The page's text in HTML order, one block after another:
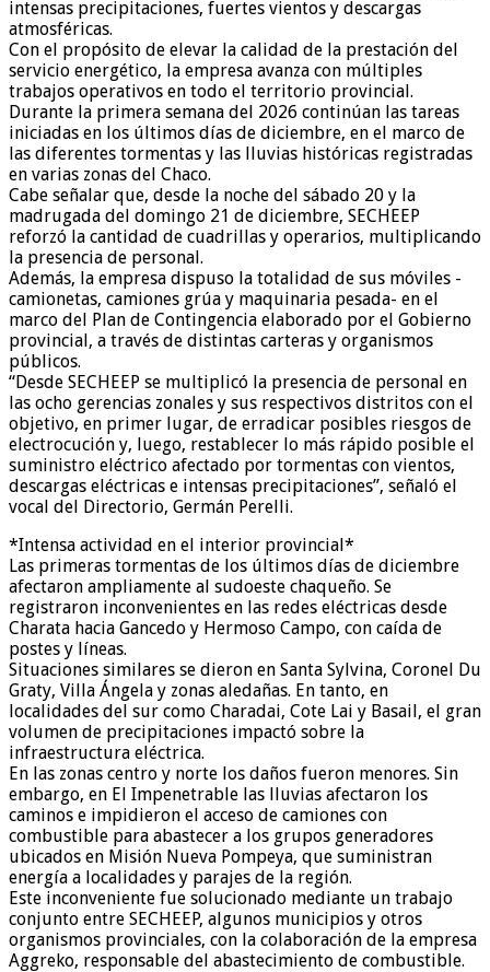
intensas precipitaciones, fuertes vientos y descargas
atmosféricas.
Con el propósito de elevar la calidad de la prestación del
servicio energético, la empresa avanza con múltiples
trabajos operativos en todo el territorio provincial.
Durante la primera semana del 2026 continúan las tareas
iniciadas en los últimos días de diciembre, en el marco de
las diferentes tormentas y las lluvias históricas registradas
en varias zonas del Chaco.
Cabe señalar que, desde la noche del sábado 20 y la
madrugada del domingo 21 de diciembre, SECHEEP
reforzó la cantidad de cuadrillas y operarios, multiplicando
la presencia de personal.
Además, la empresa dispuso la totalidad de sus móviles -
camionetas, camiones grúa y maquinaria pesada- en el
marco del Plan de Contingencia elaborado por el Gobierno
provincial, a través de distintas carteras y organismos
públicos.
“Desde SECHEEP se multiplicó la presencia de personal en
las ocho gerencias zonales y sus respectivos distritos con el
objetivo, en primer lugar, de erradicar posibles riesgos de
electrocución y, luego, restablecer lo más rápido posible el
suministro eléctrico afectado por tormentas con vientos,
descargas eléctricas e intensas precipitaciones”, señaló el
vocal del Directorio, Germán Perelli.
*Intensa actividad en el interior provincial*
Las primeras tormentas de los últimos días de diciembre
afectaron ampliamente al sudoeste chaqueño. Se
registraron inconvenientes en las redes eléctricas desde
Charata hacia Gancedo y Hermoso Campo, con caída de
postes y líneas.
Situaciones similares se dieron en Santa Sylvina, Coronel Du
Graty, Villa Ángela y zonas aledañas. En tanto, en
localidades del sur como Charadai, Cote Lai y Basail, el gran
volumen de precipitaciones impactó sobre la
infraestructura eléctrica.
En las zonas centro y norte los daños fueron menores. Sin
embargo, en El Impenetrable las lluvias afectaron los
caminos e impidieron el acceso de camiones con
combustible para abastecer a los grupos generadores
ubicados en Misión Nueva Pompeya, que suministran
energía a localidades y parajes de la región.
Este inconveniente fue solucionado mediante un trabajo
conjunto entre SECHEEP, algunos municipios y otros
organismos provinciales, con la colaboración de la empresa
Aggreko, responsable del abastecimiento de combustible.